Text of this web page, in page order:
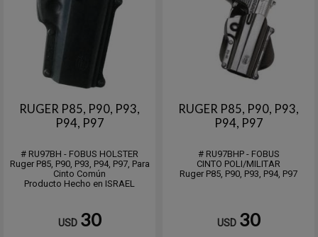
RUGER P85, P90, P93,
P94, P97
# RU97BH - FOBUS HOLSTER
Ruger P85, P90, P93, P94, P97, Para
Cinto Común
Producto Hecho en ISRAEL
USD 30
RUGER P85, P90, P93,
P94, P97
# RU97BHP - FOBUS
CINTO POLI/MILITAR
Ruger P85, P90, P93, P94, P97
USD 30